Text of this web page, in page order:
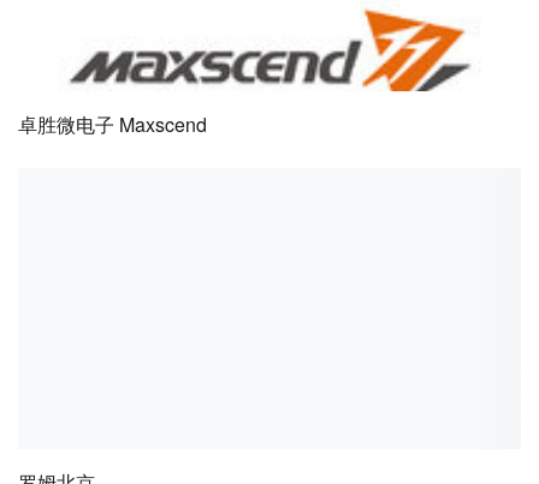
卓胜微电子 Maxscend